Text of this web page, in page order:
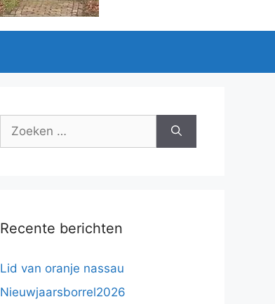
Zoek
Recente berichten
Lid van oranje nassau
Nieuwjaarsborrel2026